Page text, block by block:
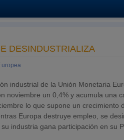
DESINDUSTRIALIZA
industrial de la Unión Monetaria
noviembre un 0,4% y acumula una
lo que supone un crecimiento
Europa destruye empleo, se
industria gana participación en su